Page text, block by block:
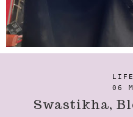
06
Swastikha,